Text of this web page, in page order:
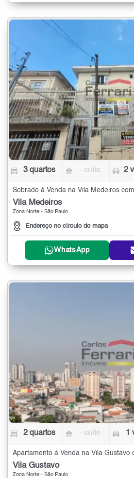
3 quartos - suíte 2
Sobrado à Venda na Vila Medeiros
Vila Medeiros
Zona Norte - São Paulo
Endereço no círculo do mapa
WhatsApp
2 quartos - suíte 1
Apartamento à Venda na Vila Gustavo
Vila Gustavo
Zona Norte - São Paulo